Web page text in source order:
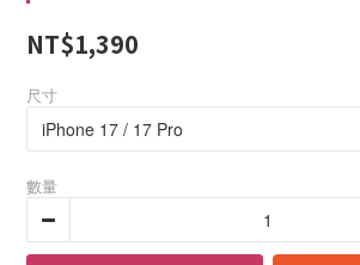
NT$1,390
尺寸
數量